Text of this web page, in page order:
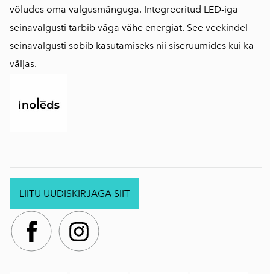
võludes oma valgusmänguga. Integreeritud LED-iga
seinavalgusti tarbib väga vähe energiat. See veekindel
seinavalgusti sobib kasutamiseks nii siseruumides kui ka
väljas.
LIITU UUDISKIRJAGA SIIT